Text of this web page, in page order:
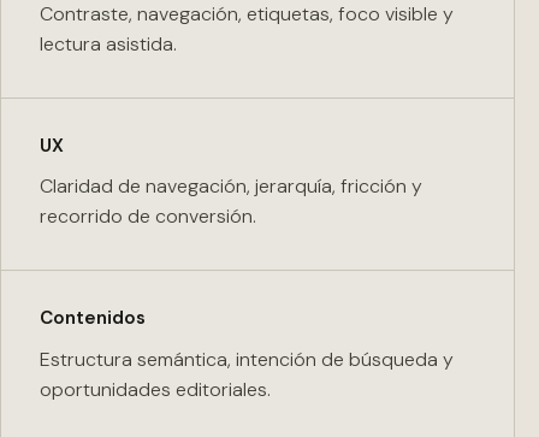
Contraste, navegación, etiquetas, foco visible y
lectura asistida.
UX
Claridad de navegación, jerarquía, fricción y
recorrido de conversión.
Contenidos
Estructura semántica, intención de búsqueda y
oportunidades editoriales.